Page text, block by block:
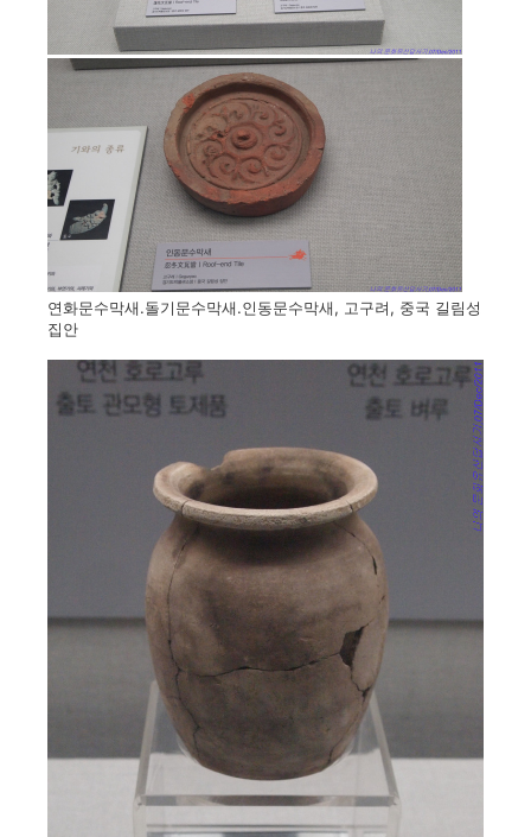
연화문수막새.돌기문수막새.인동문수막새, 고구려, 중국 길림성
집안